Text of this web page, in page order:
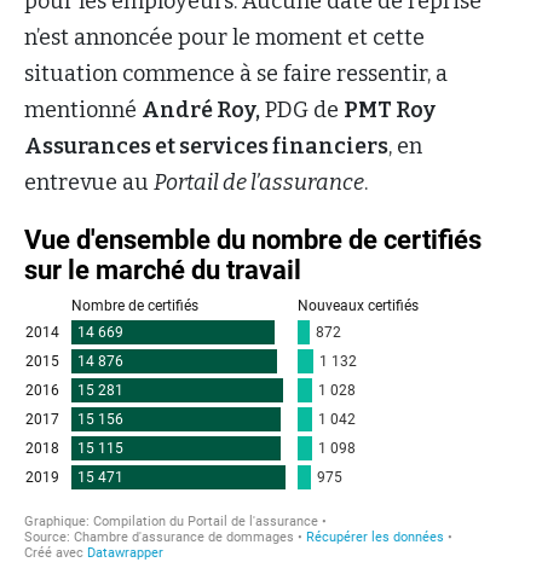
n’est annoncée pour le moment et cette
situation commence à se faire ressentir, a
mentionné André Roy,PDG de PMT Roy
Assurances et services financiers, en
entrevue au Portail de l’assurance.